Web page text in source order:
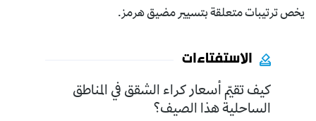
يخص ترتيبات متعلقة بتسيير مضيق هرمز.
الاستفتاءات
كيف تقيّم أسعار كراء الشقق في المناطق
الساحلية هذا الصيف؟